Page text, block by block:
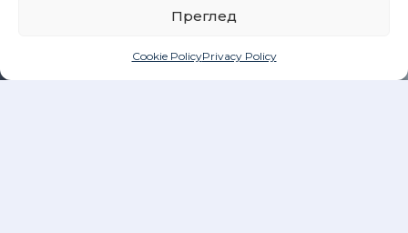
Преглед
Cookie PolicyPrivacy Policy